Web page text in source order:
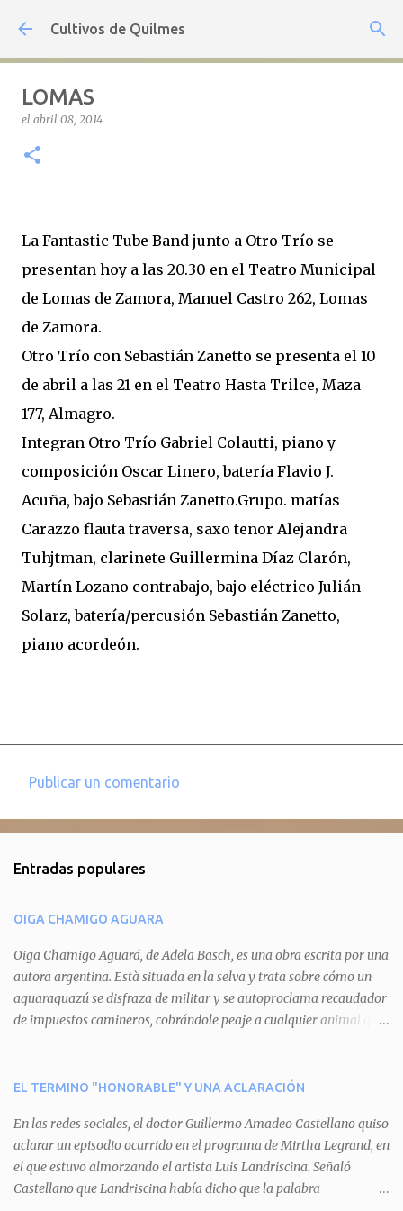
Ir al contenido principal
Cultivos de Quilmes
LOMAS
el abril 08, 2014
La Fantastic Tube Band junto a Otro Trío se
presentan hoy a las 20.30 en el Teatro Municipal
de Lomas de Zamora, Manuel Castro 262, Lomas
de Zamora.
Otro Trío con Sebastián Zanetto se presenta el 10
de abril a las 21 en el Teatro Hasta Trilce, Maza
177, Almagro.
Integran Otro Trío Gabriel Colautti, piano y
composición Oscar Linero, batería Flavio J.
Acuña, bajo Sebastián Zanetto.Grupo. matías
Carazzo flauta traversa, saxo tenor Alejandra
Tuhjtman, clarinete Guillermina Díaz Clarón,
Martín Lozano contrabajo, bajo eléctrico Julián
Solarz, batería/percusión Sebastián Zanetto,
piano acordeón.
e
t
a
r
i
o
Publicar un comentario
Entradas populares
OIGA CHAMIGO AGUARA
Oiga Chamigo Aguará, de Adela Basch, es una obra escrita por una
autora argentina. Està situada en la selva y trata sobre cómo un
aguaraguazú se disfraza de militar y se autoproclama recaudador
de impuestos camineros, cobrándole peaje a cualquier animal que
aguará le provoca. De igual manera pasa con Tatú, el armadillo.
del aguará y pasa sin pagar. Por último, Tui, la cotorra, deja
expuesta la mentira del aguará y arenga a los otros tres
personajes a unirse para enfrentarlo. Finalmente, terminan por
quitarle el disfraz de militar, y el aguará huye despavorido al verse
EL TERMINO "HONORABLE" Y UNA ACLARACIÓN
En las redes sociales, el doctor Guillermo Amadeo Castellano quiso
aclarar un episodio ocurrido en el programa de Mirtha Legrand, en
el que estuvo almorzando el artista Luis Landriscina. Señaló
Castellano que Landriscina había dicho que la palabra